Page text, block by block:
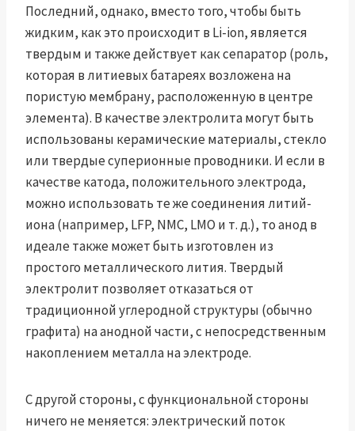
Последний, однако, вместо того, чтобы быть
жидким, как это происходит в Li-ion, является
твердым и также действует как сепаратор (роль,
которая в литиевых батареях возложена на
пористую мембрану, расположенную в центре
элемента). В качестве электролита могут быть
использованы керамические материалы, стекло
или твердые суперионные проводники. И если в
качестве катода, положительного электрода,
можно использовать те же соединения литий-
иона (например, LFP, NMC, LMO и т. д.), то анод в
идеале также может быть изготовлен из
простого металлического лития. Твердый
электролит позволяет отказаться от
традиционной углеродной структуры (обычно
графита) на анодной части, с непосредственным
накоплением металла на электроде.
С другой стороны, с функциональной стороны
ничего не меняется: электрический поток